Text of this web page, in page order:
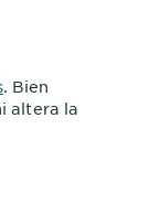
. Bien
altera la